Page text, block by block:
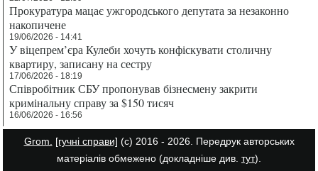
Прокуратура мацає ужгородського депутата за незаконно
накопичене
19/06/2026 - 14:41
У віцепрем’єра Кулеби хочуть конфіскувати столичну
квартиру, записану на сестру
17/06/2026 - 18:19
Співробітник СБУ пропонував бізнесмену закрити
кримінальну справу за $150 тисяч
16/06/2026 - 16:56
Grom. [гучні справи] (с) 2016 - 2026. Передрук авторських
матеріалів обмежено (докладніше див. тут).